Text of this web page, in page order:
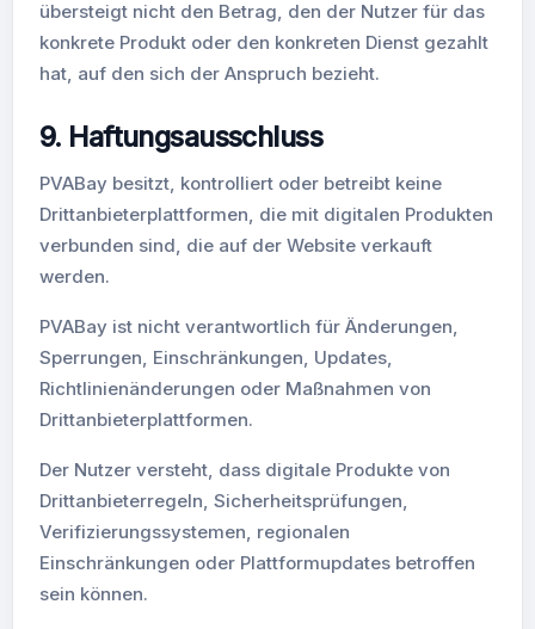
übersteigt nicht den Betrag, den der Nutzer für das
konkrete Produkt oder den konkreten Dienst gezahlt
hat, auf den sich der Anspruch bezieht.
9. Haftungsausschluss
PVABay besitzt, kontrolliert oder betreibt keine
Drittanbieterplattformen, die mit digitalen Produkten
verbunden sind, die auf der Website verkauft
werden.
PVABay ist nicht verantwortlich für Änderungen,
Sperrungen, Einschränkungen, Updates,
Richtlinienänderungen oder Maßnahmen von
Drittanbieterplattformen.
Der Nutzer versteht, dass digitale Produkte von
Drittanbieterregeln, Sicherheitsprüfungen,
Verifizierungssystemen, regionalen
Einschränkungen oder Plattformupdates betroffen
sein können.